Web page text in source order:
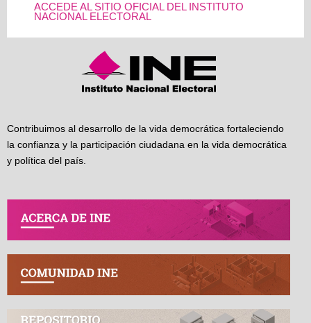
ACCEDE AL SITIO OFICIAL DEL INSTITUTO
NACIONAL ELECTORAL
Contribuimos al desarrollo de la vida democrática fortaleciendo
la confianza y la participación ciudadana en la vida democrática
y política del país.